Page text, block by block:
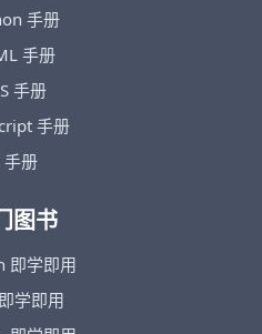
手册
手册
手册
手册
手册
图书
即学即用
学即用